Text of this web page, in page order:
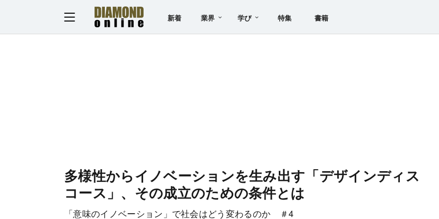
新着 業界 学び 特集 書籍
多様性からイノベーションを生み出す「デザインディス
コース」、その成立のための条件とは
「意味のイノベーション」で社会はどう変わるのか ＃4